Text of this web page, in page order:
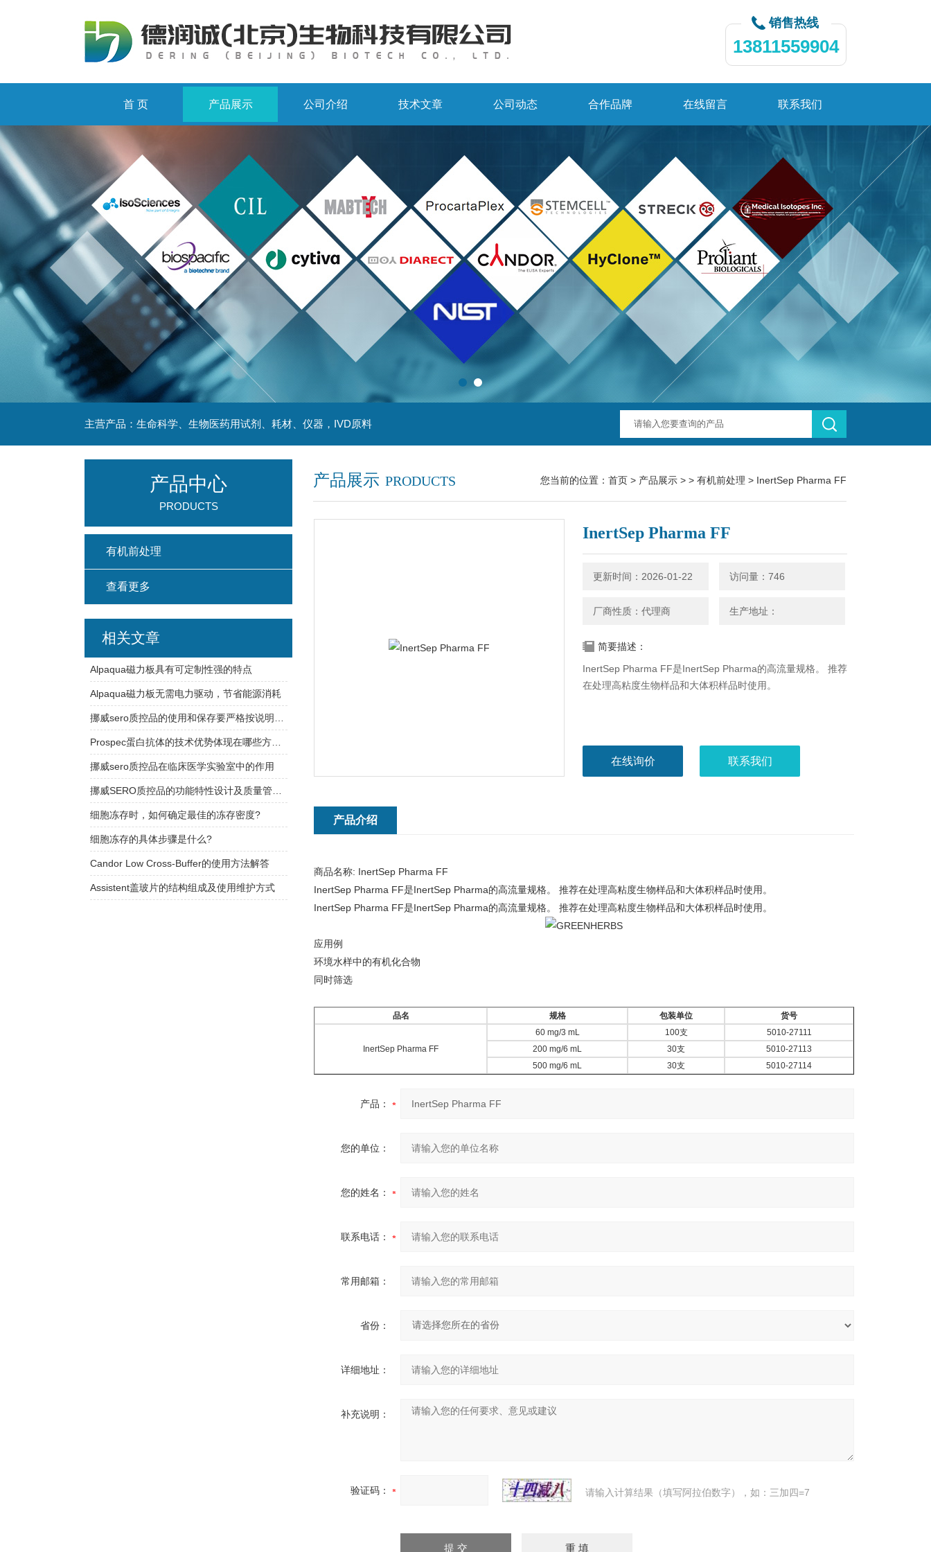
销售热线
13811559904
首 页 产品展示 公司介绍 技术文章 公司动态 合作品牌 在线留言 联系我们
主营产品：生命科学、生物医药用试剂、耗材、仪器，IVD原料
产品展示 PRODUCTS 您当前的位置： 首页 > 产品展示 > > 有机前处理 > InertSep Pharma FF
InertSep Pharma FF
更新时间：2026-01-22 访问量：746
厂商性质：代理商 生产地址：
简要描述：
InertSep Pharma FF是InertSep Pharma的高流量规格。 推荐
在处理高粘度生物样品和大体积样品时使用。
在线询价 联系我们
产品介绍
商品名称: InertSep Pharma FF
InertSep Pharma FF是InertSep Pharma的高流量规格。 推荐在处理高粘度生物样品和大体积样品时使用。
InertSep Pharma FF是InertSep Pharma的高流量规格。 推荐在处理高粘度生物样品和大体积样品时使用。
应用例
环境水样中的有机化合物
同时筛选
品名 规格 包装单位 货号
InertSep Pharma FF
60 mg/3 mL 100支
5010-27111
200 mg/6 mL
30支
5010-27113
500 mg/6 mL
30支 5010-27114
产品：
您的单位：
您的姓名：
联系电话：
常用邮箱：
省份：
详细地址：
补充说明：
验证码： 请输入计算结果（填写阿拉伯数字），如：三加四=7
产品中心
PRODUCTS
有机前处理
查看更多
相关文章
Alpaqua磁力板具有可定制性强的特点
Alpaqua磁力板无需电力驱动，节省能源消耗
Prospec蛋白抗体的技术优势体现在哪些方面？
挪威sero质控品在临床医学实验室中的作用
细胞冻存时，如何确定最佳的冻存密度?
细胞冻存的具体步骤是什么?
Candor Low Cross-Buffer的使用方法解答
Assistent盖玻片的结构组成及使用维护方式